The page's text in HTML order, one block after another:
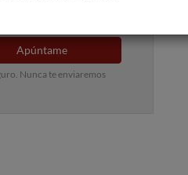
Apúntame
Nunca te enviaremos